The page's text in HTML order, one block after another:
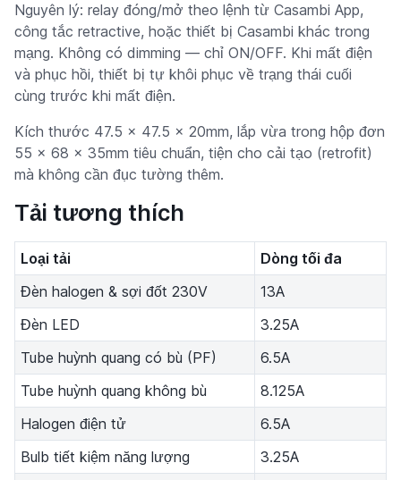
Nguyên lý: relay đóng/mở theo lệnh từ Casambi App,
công tắc retractive, hoặc thiết bị Casambi khác trong
mạng. Không có dimming — chỉ ON/OFF. Khi mất điện
và phục hồi, thiết bị tự khôi phục về trạng thái cuối
cùng trước khi mất điện.
Kích thước 47.5 x 47.5 x 20mm, lắp vừa trong hộp đơn
55 x 68 x 35mm tiêu chuẩn, tiện cho cải tạo (retrofit)
mà không cần đục tường thêm.
Tải tương thích
Loại tải
Dòng tối đa
Đèn halogen & sợi đốt 230V
13A
Đèn LED
3.25A
Tube huỳnh quang có bù (PF)
6.5A
Tube huỳnh quang không bù
8.125A
Halogen điện tử
6.5A
Bulb tiết kiệm năng lượng
3.25A